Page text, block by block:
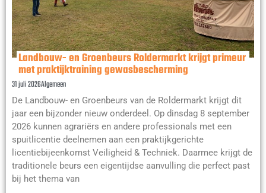
Landbouw- en Groenbeurs Roldermarkt krijgt primeur
met praktijktraining gewasbescherming
31 juli 2026Algemeen
De Landbouw- en Groenbeurs van de Roldermarkt krijgt dit
jaar een bijzonder nieuw onderdeel. Op dinsdag 8 september
2026 kunnen agrariërs en andere professionals met een
spuitlicentie deelnemen aan een praktijkgerichte
licentiebijeenkomst Veiligheid & Techniek. Daarmee krijgt de
traditionele beurs een eigentijdse aanvulling die perfect past
bij het thema van